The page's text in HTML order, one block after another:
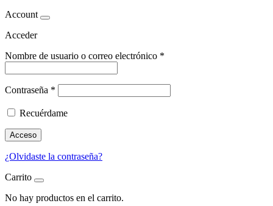
Account
Acceder
Nombre de usuario o correo electrónico *
Contraseña *
Recuérdame
Acceso
¿Olvidaste la contraseña?
Carrito
No hay productos en el carrito.